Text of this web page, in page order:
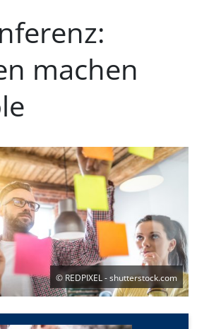
machen
© REDPIXEL - shutterstock.com